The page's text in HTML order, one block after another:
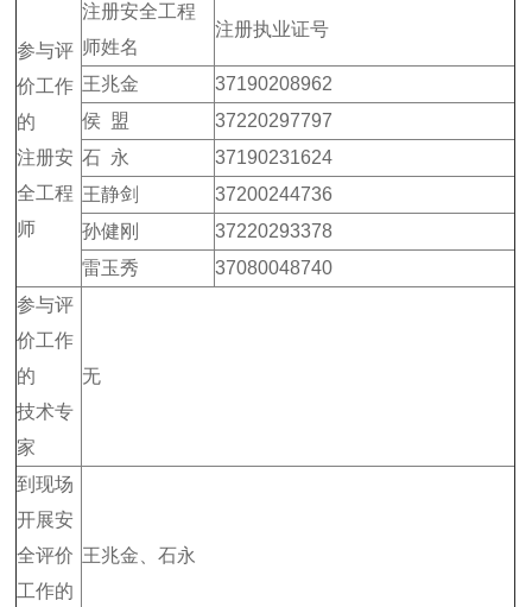
参与评
价工作
的
注册安
全工程
师
注册安全工程
师姓名
注册执业证号
王兆金
37190208962
侯 盟
37220297797
石 永
37190231624
王静剑
37200244736
孙健刚
37220293378
雷玉秀
37080048740
参与评
价工作
的
技术专
家
无
到现场
开展安
全评价
工作的
王兆金、石永